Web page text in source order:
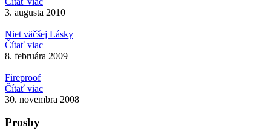
3. augusta 2010
Niet väčšej Lásky
Čítať viac
8. februára 2009
Fireproof
Čítať viac
30. novembra 2008
Prosby